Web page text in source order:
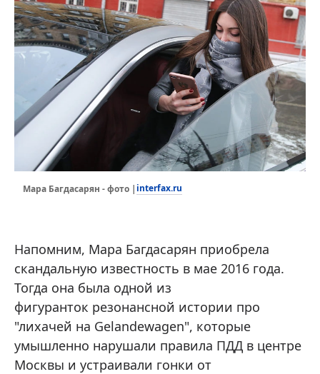
Мара Багдасарян - фото | interfax.ru
Напомним, Мара Багдасарян приобрела
скандальную известность в мае 2016 года.
Тогда она была одной из
фигуранток резонансной истории про
"лихачей на Gelandewagen", которые
умышленно нарушали правила ПДД в центре
Москвы и устраивали гонки от